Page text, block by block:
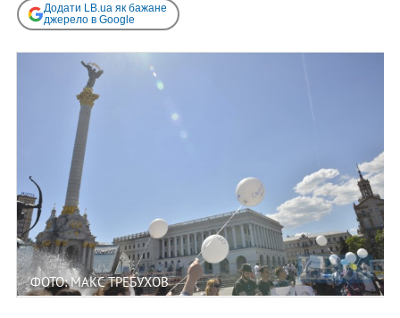
Додати LB.ua як бажане
джерело в Google
ФОТО: МАКС ТРЕБУХОВ